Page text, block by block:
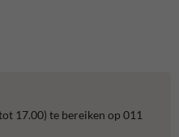
17.00) te bereiken op 011